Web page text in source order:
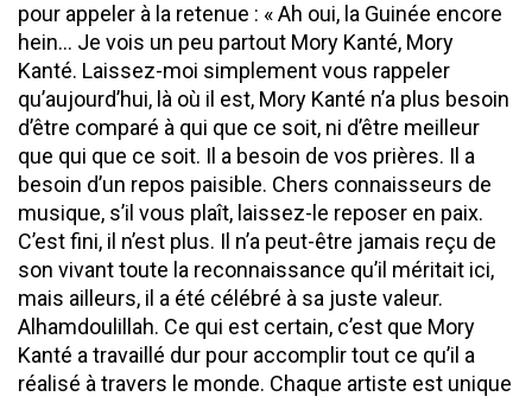
pour appeler à la retenue : « Ah oui, la Guinée encore
hein… Je vois un peu partout Mory Kanté, Mory
Kanté. Laissez-moi simplement vous rappeler
qu’aujourd’hui, là où il est, Mory Kanté n’a plus besoin
d’être comparé à qui que ce soit, ni d’être meilleur
que qui que ce soit. Il a besoin de vos prières. Il a
besoin d’un repos paisible. Chers connaisseurs de
musique, s’il vous plaît, laissez-le reposer en paix.
C’est fini, il n’est plus. Il n’a peut-être jamais reçu de
son vivant toute la reconnaissance qu’il méritait ici,
mais ailleurs, il a été célébré à sa juste valeur.
Alhamdoulillah. Ce qui est certain, c’est que Mory
Kanté a travaillé dur pour accomplir tout ce qu’il a
réalisé à travers le monde. Chaque artiste est unique